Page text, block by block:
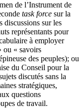
de l’Instrument de
task force sur la
discussions sur les
représentants pour
à employer
ou « savoirs
des peuples); ou
du Conseil pour la
discutés sans la
stratégiques,
questions
de travail.